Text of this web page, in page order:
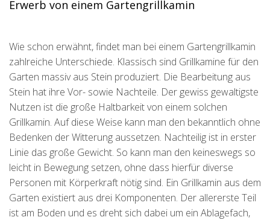
Erwerb von einem Gartengrillkamin
Wie schon erwähnt, findet man bei einem Gartengrillkamin
zahlreiche Unterschiede. Klassisch sind Grillkamine für den
Garten massiv aus Stein produziert. Die Bearbeitung aus
Stein hat ihre Vor- sowie Nachteile. Der gewiss gewaltigste
Nutzen ist die große Haltbarkeit von einem solchen
Grillkamin. Auf diese Weise kann man den bekanntlich ohne
Bedenken der Witterung aussetzen. Nachteilig ist in erster
Linie das große Gewicht. So kann man den keineswegs so
leicht in Bewegung setzen, ohne dass hierfür diverse
Personen mit Körperkraft nötig sind. Ein Grillkamin aus dem
Garten existiert aus drei Komponenten. Der allererste Teil
ist am Boden und es dreht sich dabei um ein Ablagefach,